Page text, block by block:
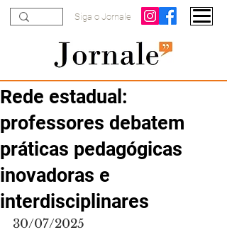
Siga o Jornale
Rede estadual:
professores debatem
práticas pedagógicas
inovadoras e
interdisciplinares
30/07/2025